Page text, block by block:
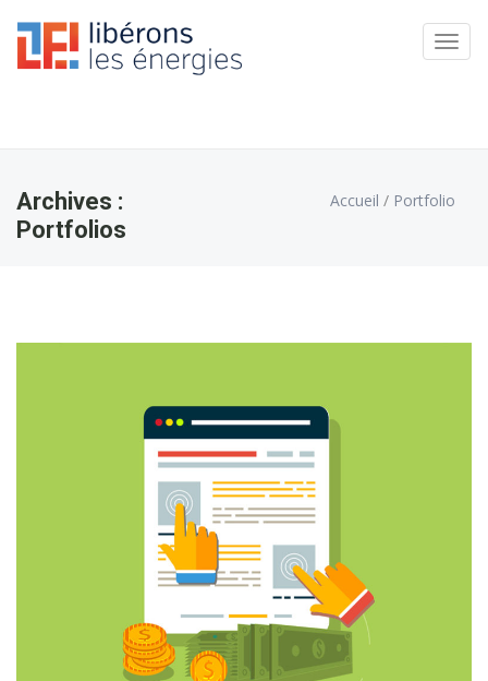
Archives :
Portfolios
Accueil / Portfolio